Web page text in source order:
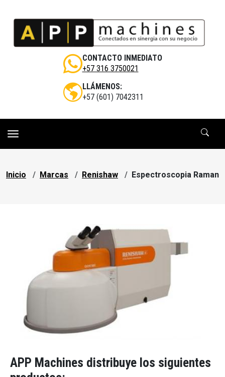
CONTACTO INMEDIATO
+57 316 3750021
LLÁMENOS:
+57 (601) 7042311
Sobrescribir enlaces de ayuda a la
Inicio Marcas Renishaw Espectroscopia Raman
Raman
APP Machines distribuye los siguientes